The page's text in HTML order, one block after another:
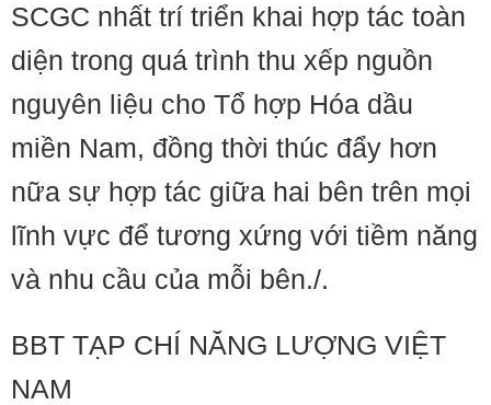
SCGC nhất trí triển khai hợp tác toàn
diện trong quá trình thu xếp nguồn
nguyên liệu cho Tổ hợp Hóa dầu
miền Nam, đồng thời thúc đẩy hơn
nữa sự hợp tác giữa hai bên trên mọi
lĩnh vực để tương xứng với tiềm năng
và nhu cầu của mỗi bên./.
BBT TẠP CHÍ NĂNG LƯỢNG VIỆT
NAM